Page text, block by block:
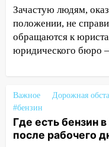
проездными
12:10
120 тысяч долга
области
11:30
2027 года
бензина Евро 2,
Зачастую людям,
положении, не
обращаются к
юридического бюро
Важное Дорожная
#бензин
Где есть бензин
после рабочего